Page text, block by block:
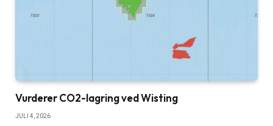
Vurderer CO2-lagring ved Wisting
JULI 4, 2026